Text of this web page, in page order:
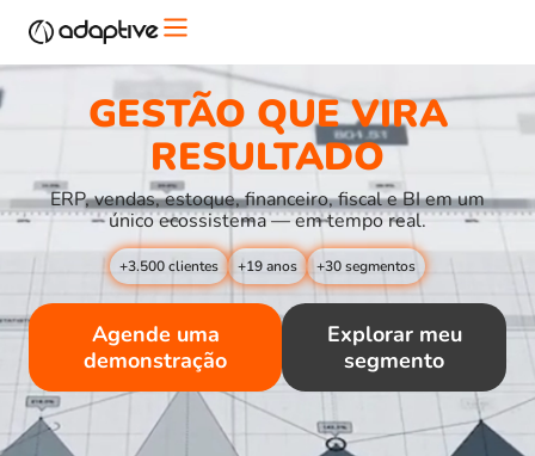
GESTÃO QUE VIRA
RESULTADO
ERP, vendas, estoque, financeiro, fiscal e BI em um
único ecossistema — em tempo real.
+3.500 clientes +19 anos +30 segmentos
Agende uma
demonstração
Explorar meu
segmento